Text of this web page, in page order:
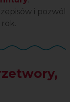
i pozwól